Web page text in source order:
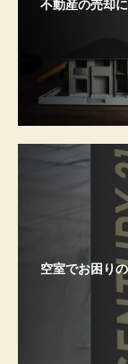
不動産の売却
空室でお困り